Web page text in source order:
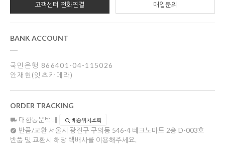
고객센터 전화연결 매입문의
BANK ACCOUNT
국민은행 866401-04-115026
안재현(잇츠카메라)
ORDER TRACKING
대한통운택배 배송위치조회
반품/교환 서울시 광진구 구의동 546-4 테크노마트 2층 D-003호
반품 및 교환시 해당 택배사를 이용해주세요.